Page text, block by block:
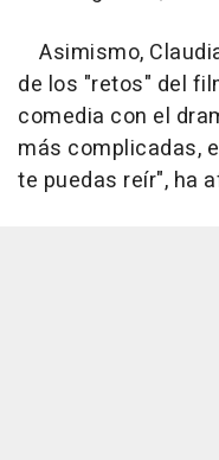
Asimismo,
de los "retos" del
comedia con el
más complicadas,
te puedas reír", ha